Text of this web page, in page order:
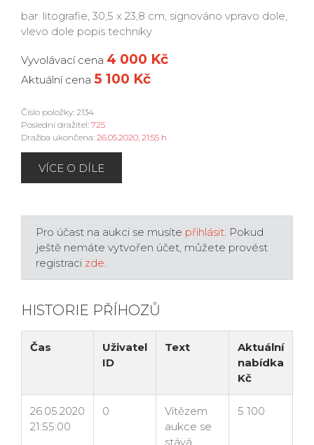
bar. litografie, 30,5 x 23,8 cm, signováno vpravo dole,
vlevo dole popis techniky
Vyvolávací cena 4 000 Kč
Aktuální cena 5 100 Kč
Číslo položky: 2134
Poslední dražitel: 725
Dražba ukončena: 26.05.2020, 21:55 h
VÍCE O DÍLE
Pro účast na aukci se musíte přihlásit. Pokud
ještě nemáte vytvořen účet, můžete provést
registraci zde.
HISTORIE PŘÍHOZŮ